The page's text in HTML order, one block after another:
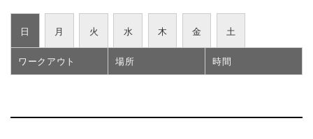
日 月 火 水 木 金 土
ワークアウト 場所 時間